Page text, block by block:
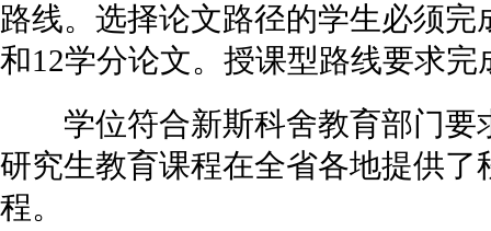
路线。选择论文路径的学生必须
和12学分论文。授课型路线要求
学位符合新斯科舍教育部门要
研究生教育课程在全省各地提供
程。